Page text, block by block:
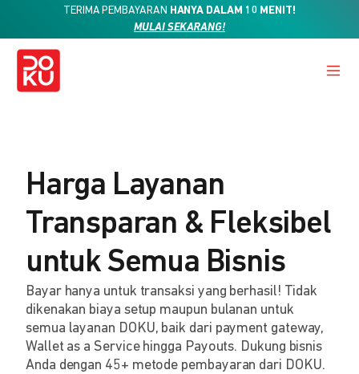
TERIMA PEMBAYARAN HANYA DALAM 10 MENIT!
MULAI SEKARANG!
Harga Layanan
Transparan & Fleksibel
untuk Semua Bisnis
Bayar hanya untuk transaksi yang berhasil! Tidak
dikenakan biaya setup maupun bulanan untuk
semua layanan DOKU, baik dari payment gateway,
Wallet as a Service hingga Payouts. Dukung bisnis
Anda dengan 45+ metode pembayaran dari DOKU.